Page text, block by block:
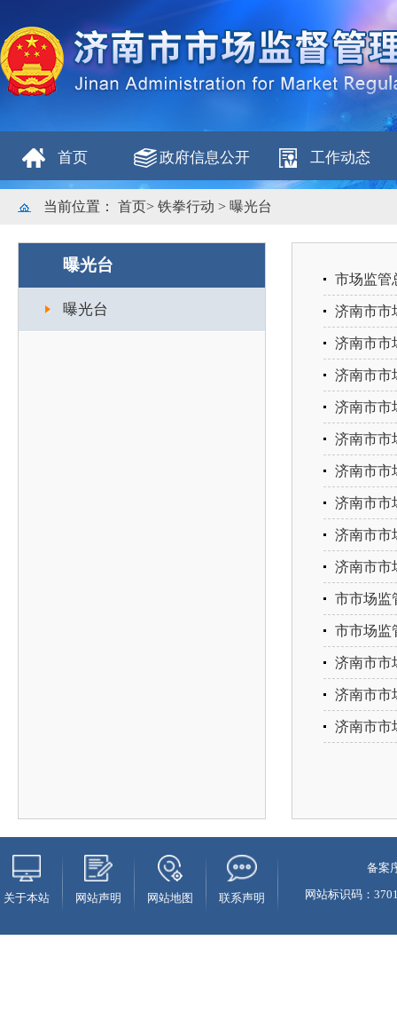
首页 政府信息公开 工作动态
当前位置： 首页> 铁拳行动 > 曝光台
曝光台
曝光台
市场监管
济南市市
济南市市
济南市市
济南市市
济南市市
济南市市
济南市市
济南市市
济南市市
市市场监
市市场监
济南市市
济南市市
济南市市
关于本站 网站声明 网站地图 联系声明
备案
网站标识码：